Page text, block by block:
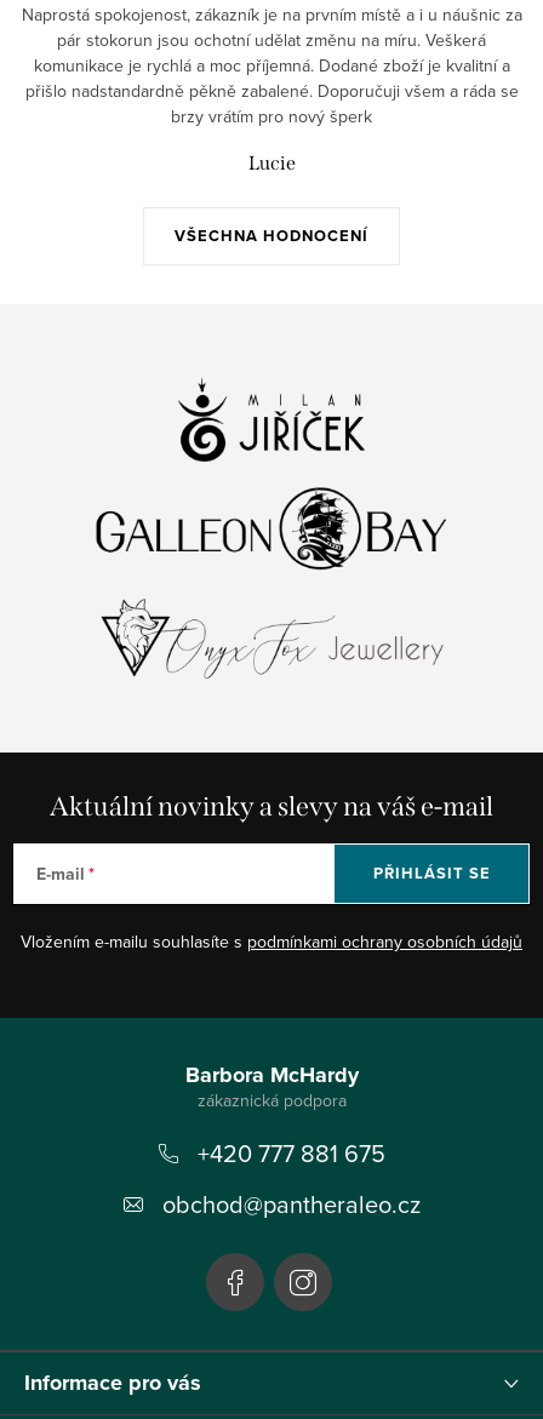
VŠECHNA HODNOCENÍ
Naprostá spokojenost, zákazník je na prvním místě a i u náušnic za
pár stokorun jsou ochotní udělat změnu na míru. Veškerá
komunikace je rychlá a moc příjemná. Dodané zboží je kvalitní a
přišlo nadstandardně pěkně zabalené. Doporučuji všem a ráda se
brzy vrátím pro nový šperk
Lucie
Aktuální novinky a slevy na váš e-mail
E-mail
Vložením e-mailu souhlasíte s podmínkami ochrany osobních údajů
PŘIHLÁSIT SE
Informace pro vás
Barbora McHardy
+420 777 881 675
obchod@pantheraleo.cz